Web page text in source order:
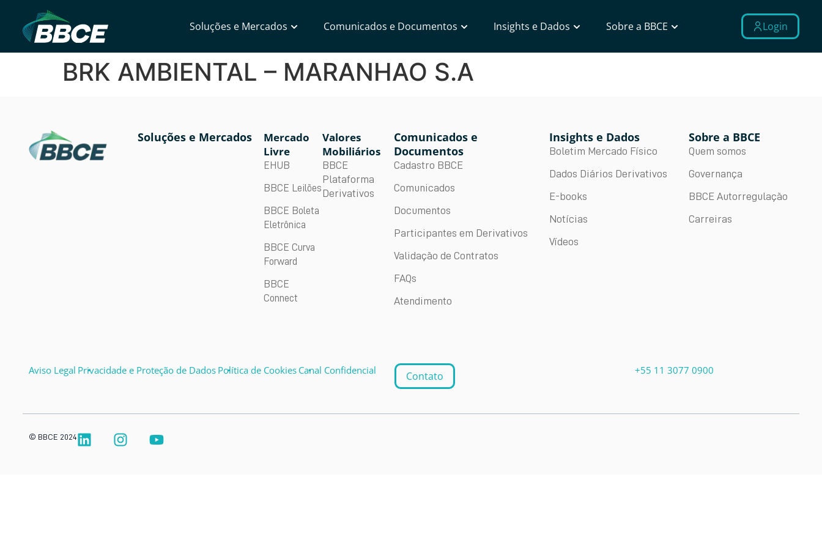
Soluções e Mercados Comunicados e Documentos Insights e Dados Sobre a BBCE Login
BRK AMBIENTAL – MARANHAO S.A
Soluções e Mercados
Mercado
Livre
EHUB
BBCE Leilões
BBCE Boleta
Eletrônica
BBCE Curva
Forward
BBCE
Connect
Valores
Mobiliários
BBCE
Plataforma
Derivativos
Comunicados e
Documentos
Cadastro BBCE
Comunicados
Documentos
Participantes em Derivativos
Validação de Contratos
FAQs
Atendimento
Insights e Dados
Boletim Mercado Físico
Dados Diários Derivativos
E-books
Notícias
Vídeos
Sobre a BBCE
Quem somos
Governança
BBCE Autorregulação
Carreiras
Aviso Legal Privacidade e Proteção de Dados Política de Cookies Canal Confidencial Contato +55 11 3077 0900
© BBCE 2024